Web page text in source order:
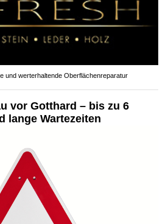
und werterhaltende Oberflächenreparatur
vor Gotthard – bis zu 6
lange Wartezeiten